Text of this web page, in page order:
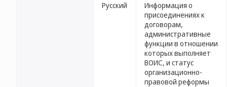
Русский
Информация о
присоединениях к
договорам,
административные
функции в отношении
которых выполняет
ВОИС, и статус
организационно-
правовой реформы